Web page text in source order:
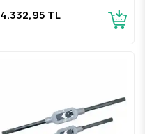
4.332,95 TL